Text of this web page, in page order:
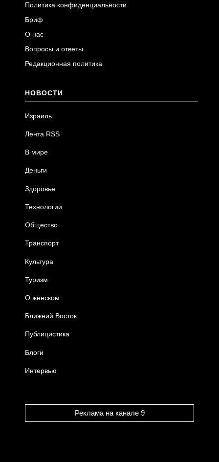
Политика конфиденциальности
Бриф
О нас
Вопросы и ответы
Редакционная политика
НОВОСТИ
Израиль
Лента RSS
В мире
Деньги
Здоровье
Технологии
Общество
Транспорт
Культура
Туризм
О женском
Ближний Восток
Публицистика
Блоги
Интервью
Реклама на канале 9